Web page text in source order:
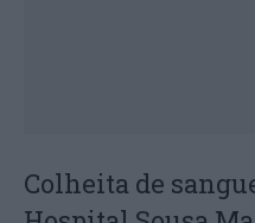
Colheita de